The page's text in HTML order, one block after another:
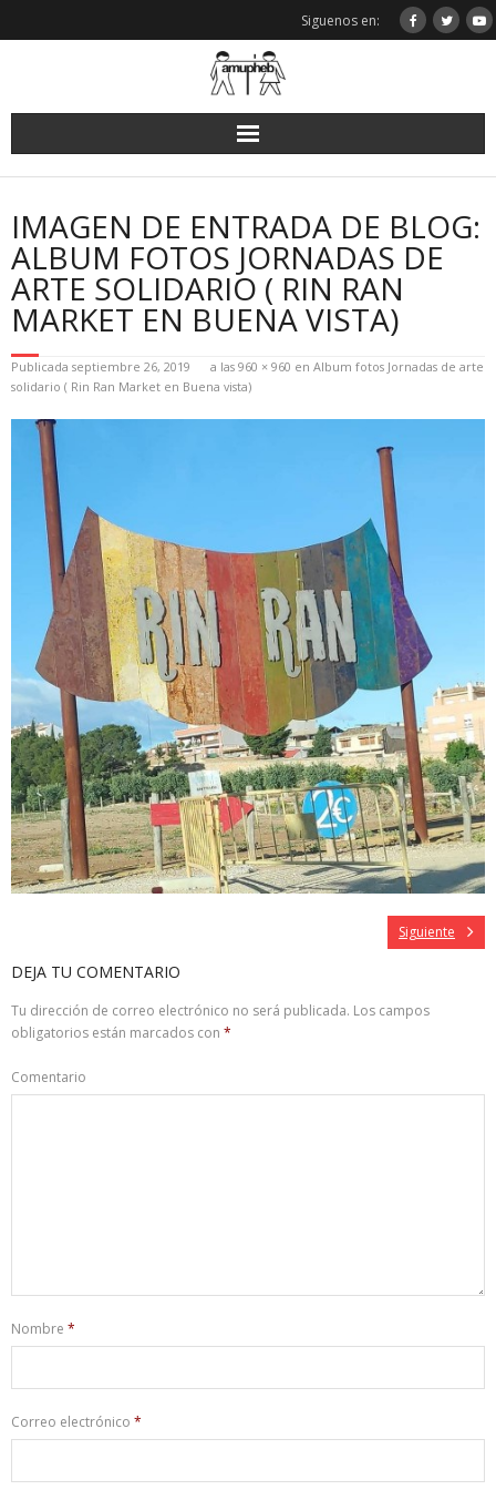
Siguenos en:
IMAGEN DE ENTRADA DE BLOG:
ALBUM FOTOS JORNADAS DE
ARTE SOLIDARIO ( RIN RAN
MARKET EN BUENA VISTA)
Publicada septiembre 26, 2019 a las 960 × 960 en Album fotos Jornadas de arte
solidario ( Rin Ran Market en Buena vista)
Siguiente
DEJA TU COMENTARIO
Tu dirección de correo electrónico no será publicada. Los campos
obligatorios están marcados con *
Comentario
Nombre *
Correo electrónico *